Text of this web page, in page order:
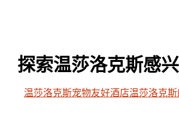
探索温莎洛克斯感
温莎洛克斯宠物友好酒店温莎洛克